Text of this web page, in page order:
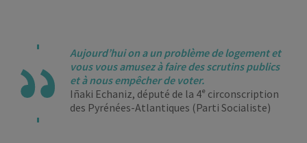
Aujourd’hui on a un problème de logement et
vous vous amusez à faire des scrutins publics
et à nous empêcher de voter.
Iñaki Echaniz, député de la 4ᵉ circonscription
des Pyrénées-Atlantiques (Parti Socialiste)